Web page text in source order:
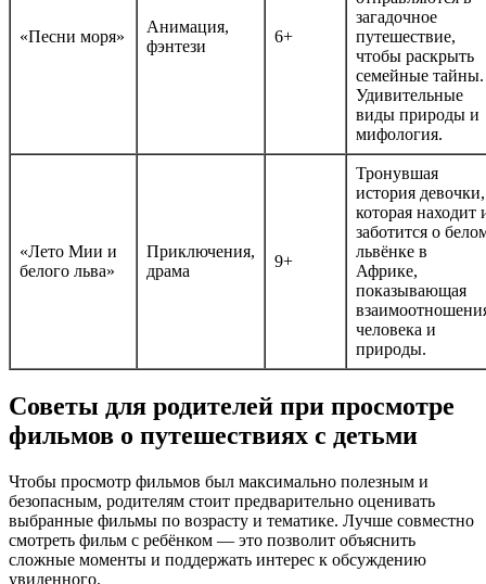
«Песни моря»
Анимация,
фэнтези
6+
загадочное
путешествие,
чтобы раскрыть
семейные тайны.
Удивительные
виды природы и
мифология.
«Лето Мии и
белого льва»
Приключения,
драма
9+
Тронувшая
история девочки,
которая находит
заботится о
львёнке в
Африке,
показывающая
человека и
природы.
Советы для родителей при просмотре
фильмов о путешествиях с детьми
Чтобы просмотр фильмов был максимально полезным и
безопасным, родителям стоит предварительно оценивать
выбранные фильмы по возрасту и тематике. Лучше совместно
смотреть фильм с ребёнком — это позволит объяснить
сложные моменты и поддержать интерес к обсуждению
увиденного.